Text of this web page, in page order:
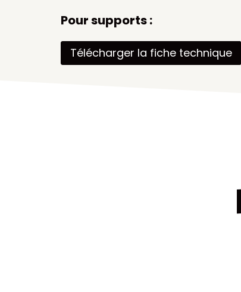
Pour supports :
Télécharger la fiche technique